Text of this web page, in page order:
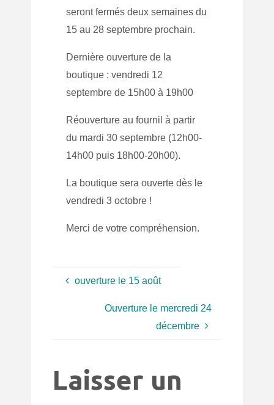
seront fermés deux semaines du
15 au 28 septembre prochain.
Dernière ouverture de la
boutique : vendredi 12
septembre de 15h00 à 19h00
Réouverture au fournil à partir
du mardi 30 septembre (12h00-
14h00 puis 18h00-20h00).
La boutique sera ouverte dès le
vendredi 3 octobre !
Merci de votre compréhension.
ouverture le 15 août
Ouverture le mercredi 24
décembre
Laisser un